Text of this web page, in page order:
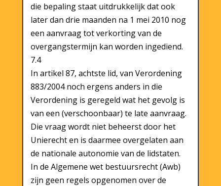
die bepaling staat uitdrukkelijk dat ook
later dan drie maanden na 1 mei 2010 nog
een aanvraag tot verkorting van de
overgangstermijn kan worden ingediend.
7.4
In artikel 87, achtste lid, van Verordening
883/2004 noch ergens anders in die
Verordening is geregeld wat het gevolg is
van een (verschoonbaar) te late aanvraag.
Die vraag wordt niet beheerst door het
Unierecht en is daarmee overgelaten aan
de nationale autonomie van de lidstaten.
In de Algemene wet bestuursrecht (Awb)
zijn geen regels opgenomen over de